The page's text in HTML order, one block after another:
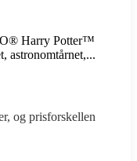
Harry Potter™
astronomtårnet,...
og prisforskellen